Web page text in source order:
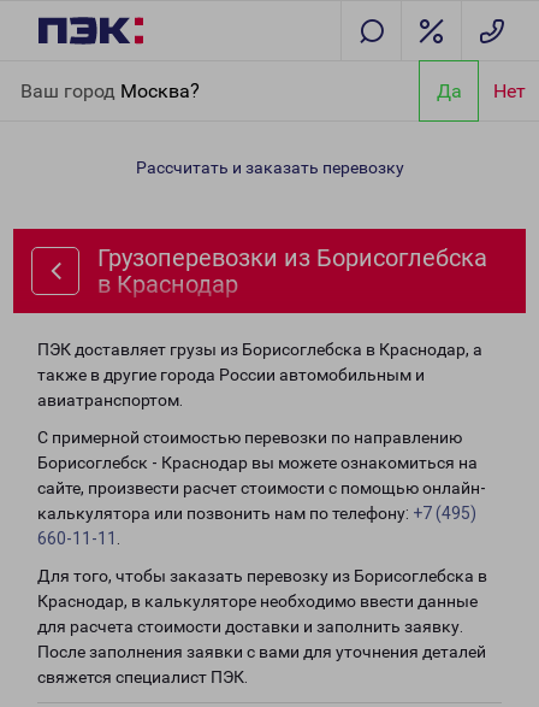
Ваш город Москва? Да Нет
Краснодар
Рассчитать и заказать перевозку
Грузоперевозки из Борисоглебска
в Краснодар
ПЭК доставляет грузы из Борисоглебска в Краснодар, а
также в другие города России автомобильным и
авиатранспортом.
С примерной стоимостью перевозки по направлению
Борисоглебск - Краснодар вы можете ознакомиться на
сайте, произвести расчет стоимости с помощью онлайн-
калькулятора или позвонить нам по телефону: +7 (495)
660-11-11
Для того, чтобы заказать перевозку из Борисоглебска в
Краснодар, в калькуляторе необходимо ввести данные
для расчета стоимости доставки и заполнить заявку.
После заполнения заявки с вами для уточнения деталей
свяжется специалист ПЭК.